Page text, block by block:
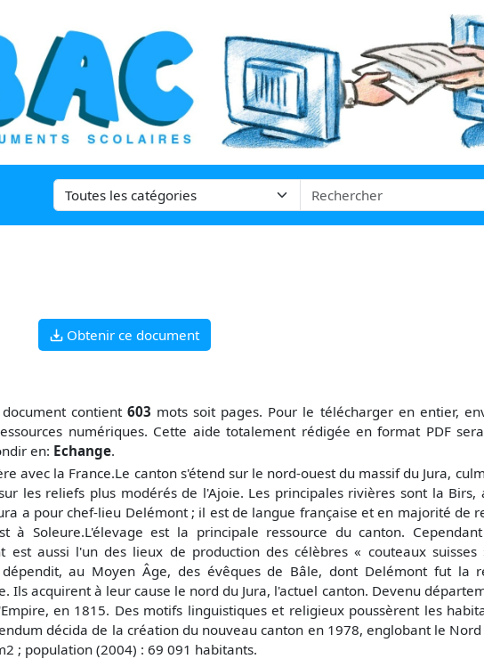
Obtenir ce document
contient603 mots soit pages. Pour le télécharger en entier,
numériques. Cette aide totalement rédigée en format PDF
en: Echange.
avec la France.Le canton s'étend sur le nord-ouest du massif du Jura,
les reliefs plus modérés de l'Ajoie. Les principales rivières sont la Birs,
a pour chef-lieu Delémont ; il est de langue française et en majorité de
Soleure.L'élevage est la principale ressource du canton.
aussi l'un des lieux de production des célèbres « couteaux suisses
au Moyen Âge, des évêques de Bâle, dont Delémont fut la
acquirent à leur cause le nord du Jura, l'actuel canton. Devenu
en 1815. Des motifs linguistiques et religieux poussèrent les
décida de la création du nouveau canton en 1978, englobant le
; population (2004) : 69 091 habitants.